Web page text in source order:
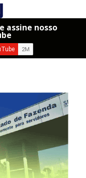
assine nosso